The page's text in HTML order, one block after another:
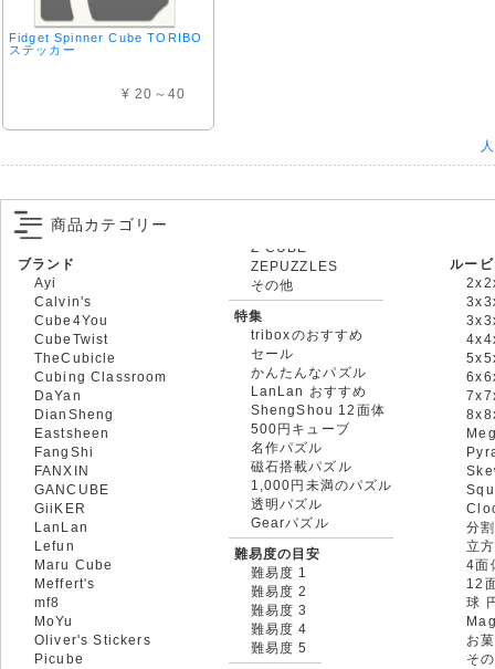
Fidget Spinner Cube TORIBO
ステッカー
¥ 20～40
商品カテゴリー
ブランド
Ayi
Calvin's
Cube4You
CubeTwist
TheCubicle
Cubing Classroom
DaYan
DianSheng
Eastsheen
FangShi
FANXIN
GANCUBE
GiiKER
LanLan
Lefun
Maru Cube
Meffert's
mf8
MoYu
Oliver's Stickers
Picube
ZEPUZZLES
その他
特集
triboxのおすすめ
セール
かんたんなパズル
LanLan おすすめ
ShengShou 12面体
500円キューブ
名作パズル
磁石搭載パズル
1,000円未満のパズル
透明パズル
Gearパズル
難易度の目安
難易度 1
難易度 2
難易度 3
難易度 4
難易度 5
ルー
分
立
4面
12
球
お
そ